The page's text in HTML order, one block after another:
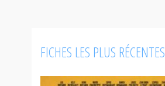
FICHES LES PLUS RÉCENTES